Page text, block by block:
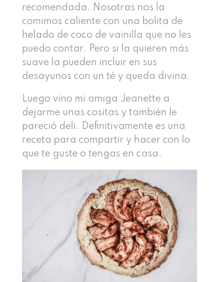
recomendada. Nosotras nos la
comimos caliente con una bolita de
helado de coco de vainilla que no les
puedo contar. Pero si la quieren más
suave la pueden incluir en sus
desayunos con un té y queda divina.
Luego vino mi amiga Jeanette a
dejarme unas cositas y también le
pareció deli. Definitivamente es una
receta para compartir y hacer con lo
que te guste o tengas en casa.